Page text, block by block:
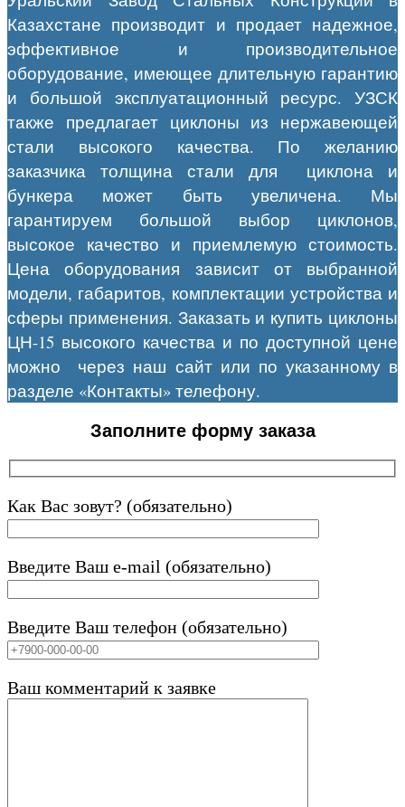
Казахстане производит и продает надежное,
эффективное и производительное
оборудование, имеющее длительную гарантию
и большой эксплуатационный ресурс. УЗСК
также предлагает циклоны из нержавеющей
стали высокого качества. По желанию
заказчика толщина стали для циклона и
бункера может быть увеличена. Мы
гарантируем большой выбор циклонов,
высокое качество и приемлемую стоимость.
Цена оборудования зависит от выбранной
модели, габаритов, комплектации устройства и
сферы применения. Заказать и купить циклоны
ЦН-15 высокого качества и по доступной цене
можно через наш сайт или по указанному в
разделе «Контакты» телефону.
Заполните форму заказа
Как Вас зовут? (обязательно)
Введите Ваш e-mail (обязательно)
Введите Ваш телефон (обязательно)
Ваш комментарий к заявке